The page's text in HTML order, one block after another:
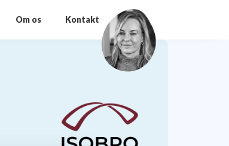
Om os Kontakt